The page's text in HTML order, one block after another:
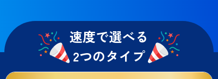
速度で選べる
2つのタイプ